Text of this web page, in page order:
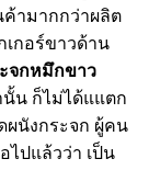
ค้ามากกว่าผลิต
กอร์ขาวด้าน
จกหมึกขาว
น ก็ไม่ได้แแตก
ผนังกระจก ผู้คน
ไปแล้วว่า เป็น